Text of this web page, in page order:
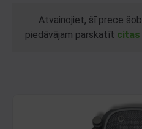
Atvainojiet, šī prece
piedāvājam parskatīt citas